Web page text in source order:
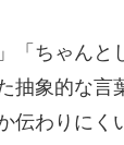
「ちゃんと
抽象的な言
伝わりにく